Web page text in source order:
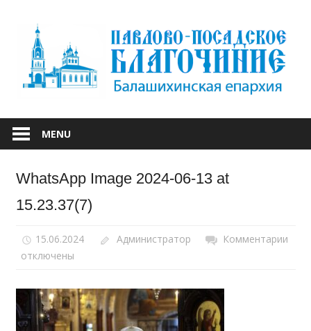
content
ПАВЛОВО-
ПОСАДСКОЕ
MENU
WhatsApp Image 2024-06-13 at
15.23.37(7)
15.06.2024 Администратор Комментарии
отключены